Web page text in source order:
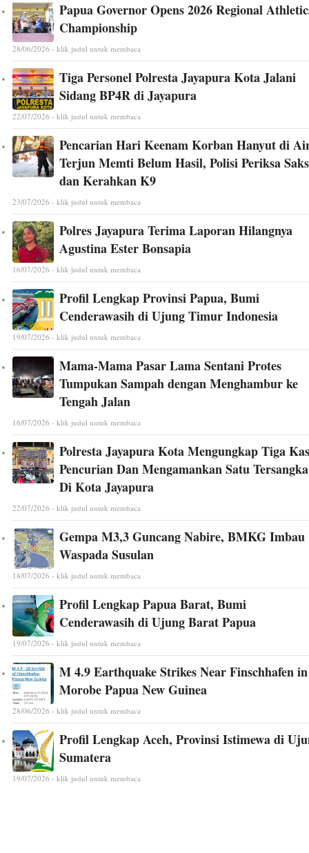
Papua Governor Opens 2026 Regional
Championship
28/06/2026 - klik judul untuk membaca
Tiga Personel Polresta Jayapura Kota Jalani
Sidang BP4R di Jayapura
22/07/2026 - klik judul untuk membaca
Pencarian Hari Keenam Korban Hanyut di
Terjun Memti Belum Hasil, Polisi Periksa
dan Kerahkan K9
23/07/2026 - klik judul untuk membaca
Polres Jayapura Terima Laporan Hilangnya
Agustina Ester Bonsapia
16/07/2026 - klik judul untuk membaca
Profil Lengkap Provinsi Papua, Bumi
Cenderawasih di Ujung Timur Indonesia
19/07/2026 - klik judul untuk membaca
Mama-Mama Pasar Lama Sentani Protes
Tumpukan Sampah dengan Menghambur ke
Tengah Jalan
16/07/2026 - klik judul untuk membaca
Polresta Jayapura Kota Mengungkap Tiga
Pencurian Dan Mengamankan Satu Tersangka
Di Kota Jayapura
22/07/2026 - klik judul untuk membaca
Gempa M3,3 Guncang Nabire, BMKG Imbau
Waspada Susulan
18/07/2026 - klik judul untuk membaca
Profil Lengkap Papua Barat, Bumi
Cenderawasih di Ujung Barat Papua
19/07/2026 - klik judul untuk membaca
M 4.9 Earthquake Strikes Near Finschhafen in
Morobe Papua New Guinea
28/06/2026 - klik judul untuk membaca
Profil Lengkap Aceh, Provinsi Istimewa di
Sumatera
19/07/2026 - klik judul untuk membaca